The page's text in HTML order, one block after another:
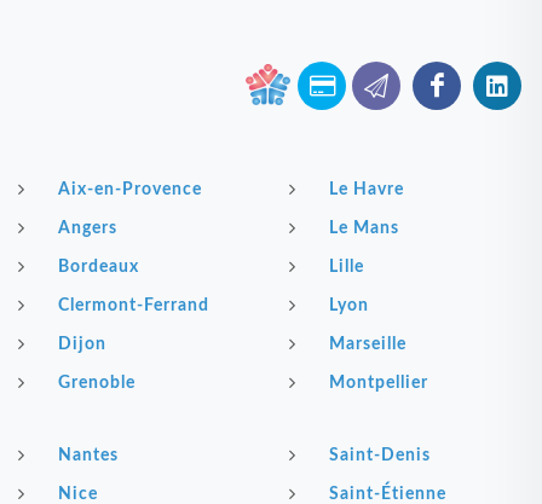
Aix-en-Provence
Angers
Bordeaux
Clermont-Ferrand
Dijon
Grenoble
Le Havre
Le Mans
Lille
Lyon
Marseille
Montpellier
Nantes
Nice
Saint-Denis
Saint-Étienne